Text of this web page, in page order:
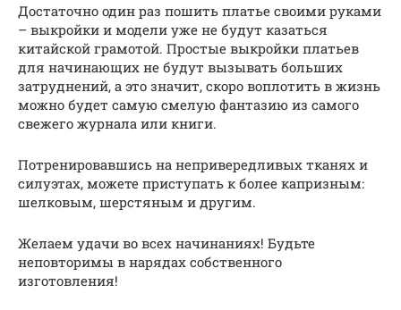
Достаточно один раз пошить платье своими руками
– выкройки и модели уже не будут казаться
китайской грамотой. Простые выкройки платьев
для начинающих не будут вызывать больших
затруднений, а это значит, скоро воплотить в жизнь
можно будет самую смелую фантазию из самого
свежего журнала или книги.
Потренировавшись на непривередливых тканях и
силуэтах, можете приступать к более капризным:
шелковым, шерстяным и другим.
Желаем удачи во всех начинаниях! Будьте
неповторимы в нарядах собственного
изготовления!